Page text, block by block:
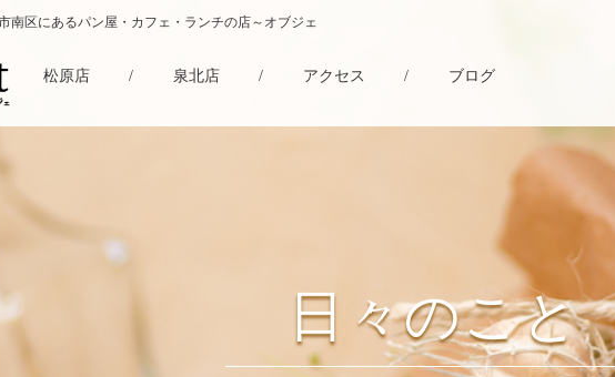
南区にあるパン屋・カフェ・ランチの店～オブジェ
松原店 / 泉北店 / アクセス / ブログ
日々のこと